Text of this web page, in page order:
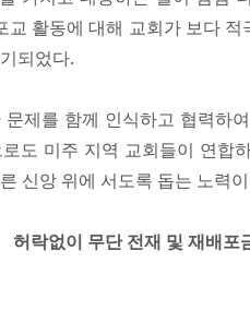
활동에 대해 교회가 보다
되었다.
제를 함께 인식하고 협력하
도 미주 지역 교회들이 연합
신앙 위에 서도록 돕는 노력
락없이 무단 전재 및 재배포